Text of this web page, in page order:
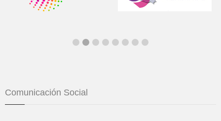
Comunicación Social